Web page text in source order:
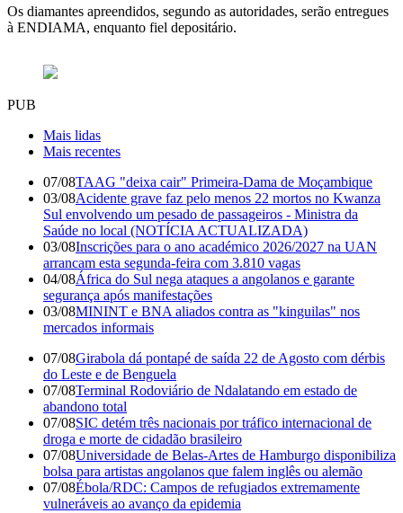
Os diamantes apreendidos, segundo as autoridades, serão entregues
à ENDIAMA, enquanto fiel depositário.
PUB
Mais lidas
Mais recentes
07/08TAAG "deixa cair" Primeira-Dama de Moçambique
03/08Acidente grave faz pelo menos 22 mortos no Kwanza
Sul envolvendo um pesado de passageiros - Ministra da
Saúde no local (NOTÍCIA ACTUALIZADA)
03/08Inscrições para o ano académico 2026/2027 na UAN
arrancam esta segunda-feira com 3.810 vagas
04/08África do Sul nega ataques a angolanos e garante
segurança após manifestações
03/08MININT e BNA aliados contra as "kinguilas" nos
mercados informais
07/08Girabola dá pontapé de saída 22 de Agosto com dérbis
do Leste e de Benguela
07/08Terminal Rodoviário de Ndalatando em estado de
abandono total
07/08SIC detém três nacionais por tráfico internacional de
droga e morte de cidadão brasileiro
07/08Universidade de Belas-Artes de Hamburgo disponibiliza
bolsa para artistas angolanos que falem inglês ou alemão
07/08Ébola/RDC: Campos de refugiados extremamente
vulneráveis ao avanço da epidemia